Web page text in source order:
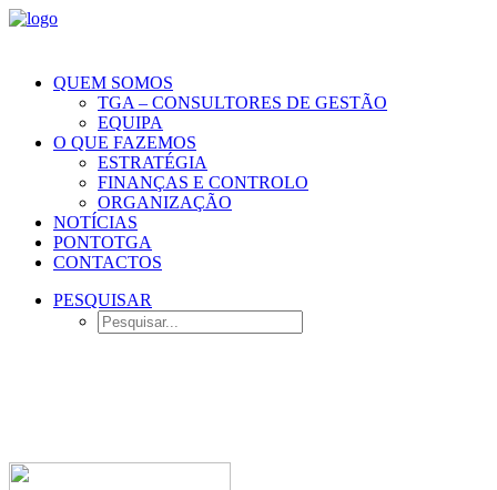
QUEM SOMOS
TGA – CONSULTORES DE GESTÃO
EQUIPA
O QUE FAZEMOS
ESTRATÉGIA
FINANÇAS E CONTROLO
ORGANIZAÇÃO
NOTÍCIAS
PONTOTGA
CONTACTOS
PESQUISAR